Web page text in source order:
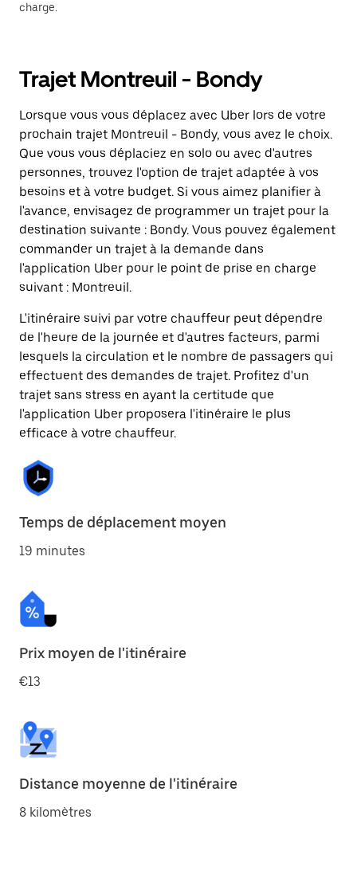
charge.
Trajet Montreuil - Bondy
Lorsque vous vous déplacez avec Uber lors de votre
prochain trajet Montreuil - Bondy, vous avez le choix.
Que vous vous déplaciez en solo ou avec d'autres
personnes, trouvez l'option de trajet adaptée à vos
besoins et à votre budget. Si vous aimez planifier à
l'avance, envisagez de programmer un trajet pour la
destination suivante : Bondy. Vous pouvez également
commander un trajet à la demande dans
l'application Uber pour le point de prise en charge
suivant : Montreuil.
L'itinéraire suivi par votre chauffeur peut dépendre
de l'heure de la journée et d'autres facteurs, parmi
lesquels la circulation et le nombre de passagers qui
effectuent des demandes de trajet. Profitez d'un
trajet sans stress en ayant la certitude que
l'application Uber proposera l'itinéraire le plus
efficace à votre chauffeur.
Temps de déplacement moyen
19 minutes
Prix moyen de l'itinéraire
€13
Distance moyenne de l'itinéraire
8 kilomètres